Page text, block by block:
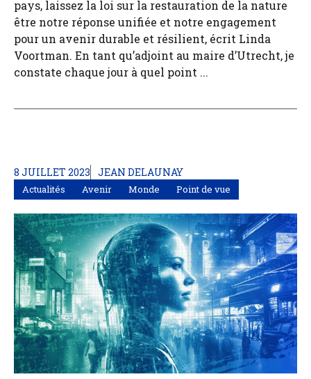
pays, laissez la loi sur la restauration de la nature
être notre réponse unifiée et notre engagement
pour un avenir durable et résilient, écrit Linda
Voortman. En tant qu’adjoint au maire d’Utrecht, je
constate chaque jour à quel point ...
8 JUILLET 2023 JEAN DELAUNAY
Actualités Avenir Monde Point de vue